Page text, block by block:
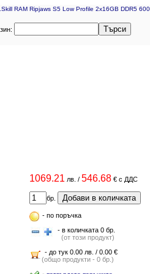
RAM Ripjaws S5 Low Profile 2x16GB DDR5
Търси
1069.21 лв. / 546.68 € с ДДС
бр. Добави в количката
- по поръчка
- в количката 0 бр.
(от този продукт)
- до тук 0.00 лв. / 0.00 €
(общо продукти - 0 бр.)